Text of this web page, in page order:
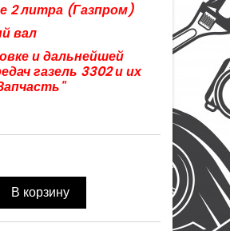
2 литра (Газпром)
вал
и дальнейшей
газель 3302 и их
В корзину